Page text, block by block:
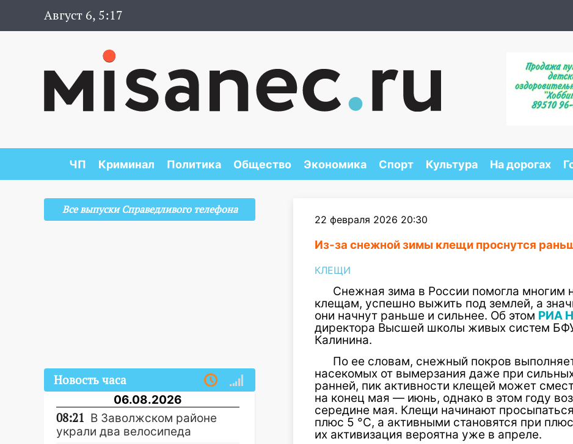
Август 6, 5:17
ЧП Криминал Политика Общество Экономика Спорт Культура На дорогах
22 февраля 2026 20:30
Из-за снежной зимы клещи проснутся
КЛЕЩИ
Снежная зима в России помогла многим
клещам, успешно выжить под землей, а
они начнут раньше и сильнее. Об этом РИА
директора Высшей школы живых систем
Калинина.
По ее словам, снежный покров
насекомых от вымерзания даже при
ранней, пик активности клещей может
на конец мая — июнь, однако в этом году
середине мая. Клещи начинают
плюс 5 °C, а активными становятся при
их активизация вероятна уже в апреле.
Все выпуски Справедливого телефона
Новость часа
06.08.2026
08:21 В Заволжском районе
украли два велосипеда